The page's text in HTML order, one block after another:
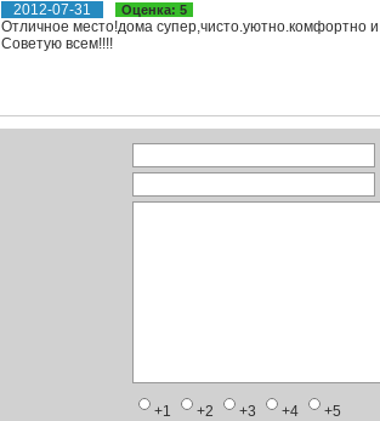
2012-07-31 Оценка: 5
Отличное место!дома супер,чисто.уютно.комфортно
Советую всем!!!!
+1 +2 +3 +4 +5